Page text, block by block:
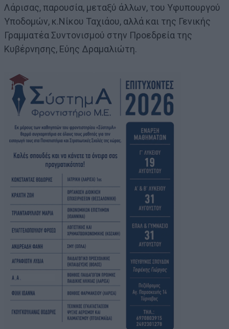
Λάρισας, παρουσία, μεταξύ άλλων, του Υφυπουργού
Υποδομών, κ.Νίκου Ταχιάου, αλλά και της Γενικής
Γραμματέα Συντονισμού στην Προεδρεία της
Κυβέρνησης, Εύης Δραμαλιώτη.